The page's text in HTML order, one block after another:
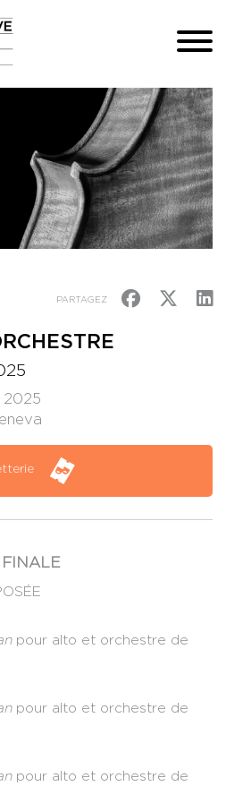
PARTAGEZ
2025
FINALE
ans
pour alto et orchestre de
pour alto et orchestre de
pour alto et orchestre de